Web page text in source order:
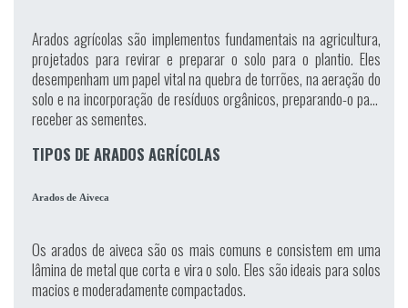
Arados agrícolas são implementos fundamentais na agricultura,
projetados para revirar e preparar o solo para o plantio. Eles
desempenham um papel vital na quebra de torrões, na aeração do
solo e na incorporação de resíduos orgânicos, preparando-o para
receber as sementes.
TIPOS DE ARADOS AGRÍCOLAS
Arados de Aiveca
Os arados de aiveca são os mais comuns e consistem em uma
lâmina de metal que corta e vira o solo. Eles são ideais para solos
macios e moderadamente compactados.